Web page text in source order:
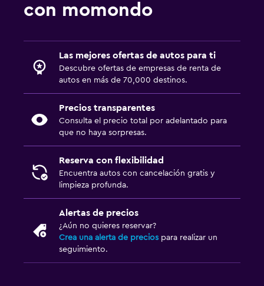
con momondo
Las mejores ofertas de autos para ti
Descubre ofertas de empresas de renta de
autos en más de 70,000 destinos.
Precios transparentes
Consulta el precio total por adelantado para
que no haya sorpresas.
Reserva con flexibilidad
Encuentra autos con cancelación gratis y
limpieza profunda.
Alertas de precios
¿Aún no quieres reservar?
Crea una alerta de precios para realizar un
seguimiento.